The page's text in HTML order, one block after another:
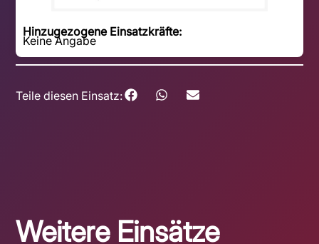
Hinzugezogene Einsatzkräfte:
Keine Angabe
Teile diesen Einsatz:
Weitere Einsätze